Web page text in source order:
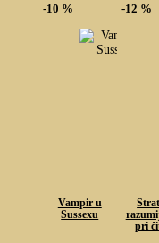
-10 %
Vampir u
Sussexu
-12 %
pri